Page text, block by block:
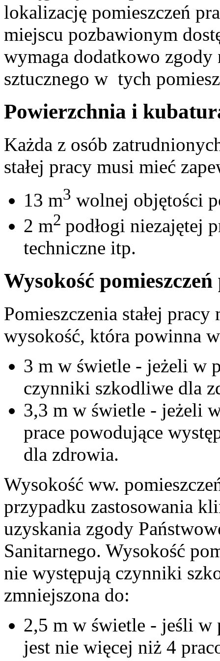
lokalizację pomieszczeń
miejscu pozbawionym
wymaga dodatkowo zgody
sztucznego w tych
Powierzchnia i
Każda z osób
stałej pracy musi mieć
13 m3 wolnej objętości
2 m2 podłogi niezajętej
techniczne itp.
Wysokość
Pomieszczenia stałej
wysokość, która powinna
3 m w świetle - jeżeli w
czynniki szkodliwe dla
3,3 m w świetle - jeżeli
prace powodujące
dla zdrowia.
Wysokość ww.
przypadku zastosowania
uzyskania zgody
Sanitarnego. Wysokość
nie występują czynniki
zmniejszona do:
2,5 m w świetle - jeśli w
jest nie więcej niż 4